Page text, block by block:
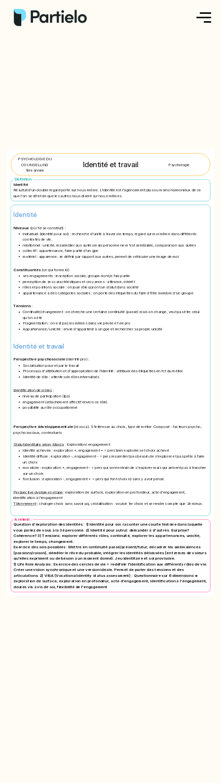
S'inscrire
PSYCHOLOGIE DU
COUNSELLING
1ère année
Identité et travail Psychologie
Definition
Identité
Résultat d'un double regard porté sur nous-même. L'identité est l'agencement plus ou moins harmonieux de ce
que l'on se dit et de que les autres nous disent sur nous-mêmes.
Identité
Niveaux (où l'id se construit) :
individuel (identité pour soi) : recherche d'unité à travers le temps, regard sur moi même dans différents
contextes de vie.
relationnel : unicité, ressembler aux autres mais personne ne m'est semblable, comparaison aux autres
collectif: appartenance, faire partie d'un gpe
matériel: apparence, se définir par rapport aux autres, permet de véhiculer une image de moi
Constituantes(ce qui forme id)
ses engagements : inscription sociale, groupe dont je fais partie
perception de ses caractéristiques et croyances: attirance, intérêt
rôles et positions sociale : on joue rôle qui ont un statut dans société
appartenance à des catégories sociales : on porte des étiquettes du faire d'être membre d'un groupe
Tensions:
Continuité/changement: on cherche une certaine continuité (passé) mais on change, veut pas être celui
qu'on a été
Fragmentation : on est pas les mêmes dans vie privée et vie pro
Appartenance/ unicité: envie d'appartenir à un gpe et rechercher sa propre unicité
Identité et travail
Perspective psychosociale(identité pro) :
Socialisation pour et par le travail
Processus d'attribution et d'appropriation de l'identité : attribuer des étiquettes en fct du métier.
Identité de rôle : attentes de rôles internalisés
Identification des rôles :
niveau de participation (tps)
engagement (attachement affectif envers ce rôle)
possibilité au rôle occupationnel
Perspective développementale (id voca). S'intéresse au choix, type de métier. Composé : facteurs psycho,
psychosociaux, contextuels
Statut identitaire selon Marcia : Exploration/ engagement:
identité achevée : exploration +, engagement + = pers bien explorées et choix achevé
Identité diffuse : exploration -, engagement - = pers ressentent pas besoin de s'explorer et pas prête à faire
un choix
moratoire : exploration +, engagement - = pers qui sont entrain de s'explorer mais qui arrivent pas à trancher
sur un choix
forclusion : exploration -, engagement + = pers qui font choix id sans y avoir pensé.
Perspective dvptale en étape: exploration de surface, exploration en profondeur, acte d'engagement,
identification à l'engagement
Tâtonnement: changer choix sans savoir pq, cristallisation : vouloir 1er choix et se rendre compte que 2è mieux.
A retenir :
Question d'exploration des identités : 1) Identité pour soi: raconter une courte histoire dans laquelle
vous parlez de vous à la 3è personne. 2) Identité pour autrui: demander à d'autres. Surprise?
Cohérence? 3) Tensions: explorer différents rôles, continuité, explorer les appartenances, unicité,
explorer le temps, changement.
Exercice des sois possibles : Mettre en continuité passé/présent/futur, décadrer les ambivalences
(passions/raison), démêler le rêve du probable, intégrer les identités délaissées (en termes de valeurs
qu'elles expriment ou de besoin à un moment donné). Jeu identitaire et soi provisoire.
1) Life Role Analysis : Exercice des cercles de vie = redéfinir l'identification aux différents rôles de vie.
Créer une vision synchronique et une version idéale. Permet de parler des tensions et des
articulations. 2) VISA (Vocational identity status assessment) : Questionnaire sur 6 dimensions =>
exploration de surface, exploration en profondeur, acte d'engagement, identification à l'engagement,
doutes vis à vis de soi, flexibilité de l'engagement